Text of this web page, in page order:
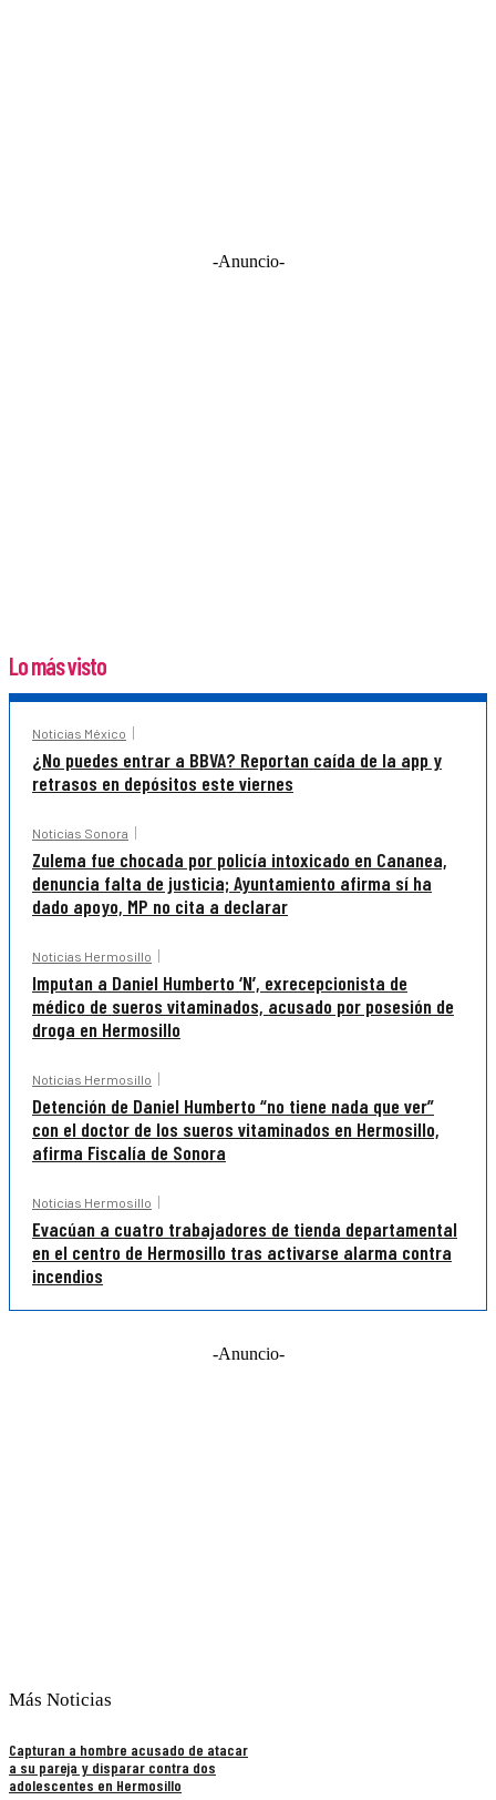
-Anuncio-
Lo más visto
Noticias México
¿No puedes entrar a BBVA? Reportan caída de la app y
retrasos en depósitos este viernes
Noticias Sonora
Zulema fue chocada por policía intoxicado en Cananea,
denuncia falta de justicia; Ayuntamiento afirma sí ha
dado apoyo, MP no cita a declarar
Noticias Hermosillo
Imputan a Daniel Humberto ‘N’, exrecepcionista de
médico de sueros vitaminados, acusado por posesión de
droga en Hermosillo
Noticias Hermosillo
Detención de Daniel Humberto “no tiene nada que ver”
con el doctor de los sueros vitaminados en Hermosillo,
afirma Fiscalía de Sonora
Noticias Hermosillo
Evacúan a cuatro trabajadores de tienda departamental
en el centro de Hermosillo tras activarse alarma contra
incendios
-Anuncio-
Más Noticias
Capturan a hombre acusado de atacar
a su pareja y disparar contra dos
adolescentes en Hermosillo